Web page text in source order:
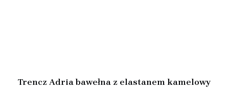
Trencz Adria bawełna z elastanem kamelowy